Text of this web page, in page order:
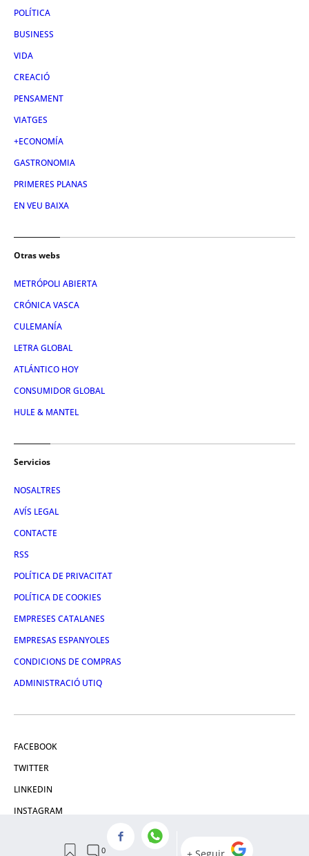
POLÍTICA
BUSINESS
VIDA
CREACIÓ
PENSAMENT
VIATGES
+ECONOMÍA
GASTRONOMIA
PRIMERES PLANAS
EN VEU BAIXA
Otras webs
METRÓPOLI ABIERTA
CRÓNICA VASCA
CULEMANÍA
LETRA GLOBAL
ATLÁNTICO HOY
CONSUMIDOR GLOBAL
HULE & MANTEL
Servicios
NOSALTRES
AVÍS LEGAL
CONTACTE
RSS
POLÍTICA DE PRIVACITAT
POLÍTICA DE COOKIES
EMPRESES CATALANES
EMPRESAS ESPANYOLES
CONDICIONS DE COMPRAS
ADMINISTRACIÓ UTIQ
FACEBOOK
TWITTER
LINKEDIN
INSTAGRAM